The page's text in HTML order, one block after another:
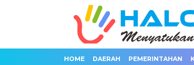
HOME DAERAH PEMERINTAHAN